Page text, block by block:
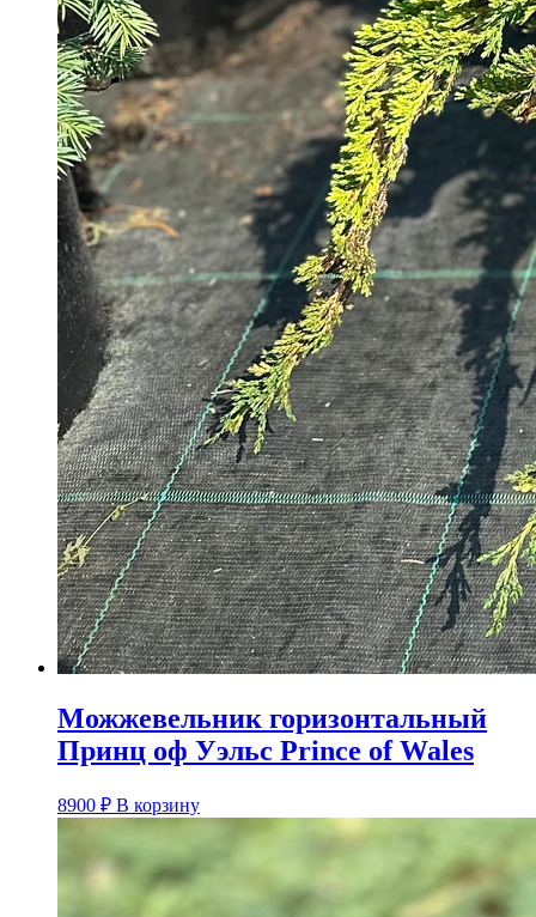
Можжевельник горизонтальный
Принц оф Уэльс Prince of Wales
8900 ₽ В корзину